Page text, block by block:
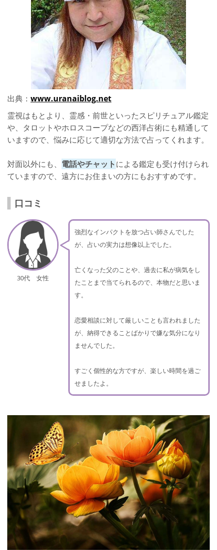
出典： www.uranaiblog.net
霊視はもとより、霊感・前世といったスピリチュアル鑑定
や、タロットやホロスコープなどの西洋占術にも精通して
いますので、悩みに応じて適切な方法で占ってくれます。
対面以外にも、 電話やチャットによる鑑定も受け付けられ
ていますので、遠方にお住まいの方にもおすすめです。
口コミ
30代 女性
強烈なインパクトを放つ占い師さんでした
が、占いの実力は想像以上でした。
亡くなった父のことや、過去に私が病気をし
たことまで当てられるので、本物だと思いま
す。
恋愛相談に対して厳しいことも言われました
が、納得できることばかりで嫌な気分になり
ませんでした。
すごく個性的な方ですが、楽しい時間を過ご
せましたよ。